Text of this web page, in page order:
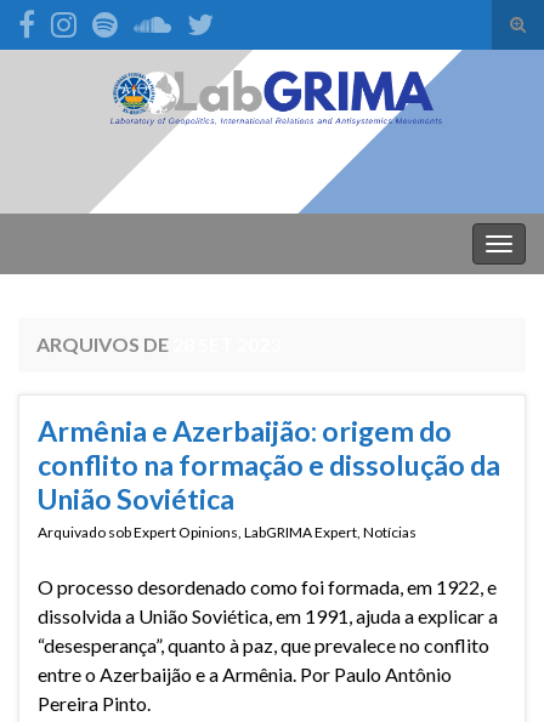
Search for:
ARQUIVOS DE
Armênia e Azerbaijão: origem do
conflito na formação e dissolução da
União Soviética
Arquivado sobExpert Opinions, LabGRIMA Expert, Notícias
O processo desordenado como foi formada, em 1922, e
dissolvida a União Soviética, em 1991, ajuda a explicar a
“desesperança”, quanto à paz, que prevalece no conflito
entre o Azerbaijão e a Armênia. Por Paulo Antônio
Pereira Pinto.